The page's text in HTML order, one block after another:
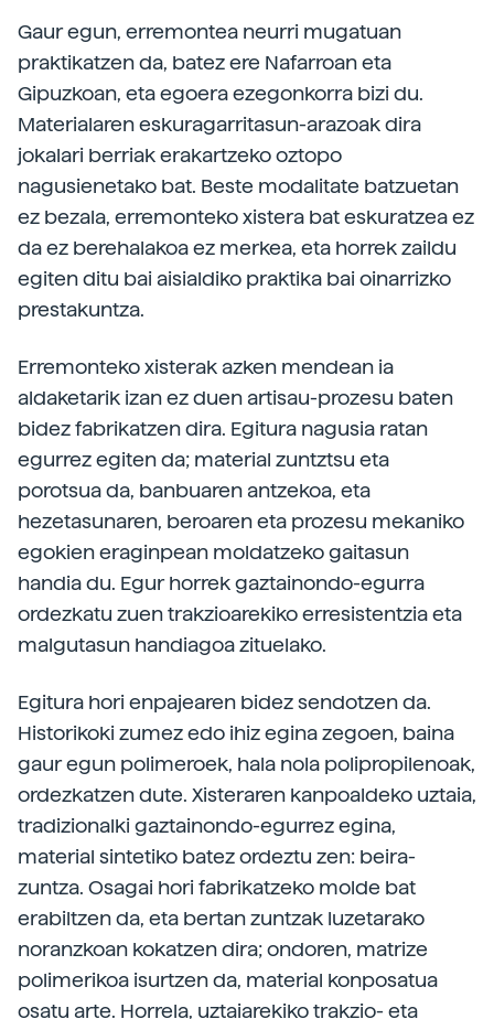
Gaur egun, erremontea neurri mugatuan
praktikatzen da, batez ere Nafarroan eta
Gipuzkoan, eta egoera ezegonkorra bizi du.
Materialaren eskuragarritasun-arazoak dira
jokalari berriak erakartzeko oztopo
nagusienetako bat. Beste modalitate batzuetan
ez bezala, erremonteko xistera bat eskuratzea ez
da ez berehalakoa ez merkea, eta horrek zaildu
egiten ditu bai aisialdiko praktika bai oinarrizko
prestakuntza.
Erremonteko xisterak azken mendean ia
aldaketarik izan ez duen artisau-prozesu baten
bidez fabrikatzen dira. Egitura nagusia ratan
egurrez egiten da; material zuntztsu eta
porotsua da, banbuaren antzekoa, eta
hezetasunaren, beroaren eta prozesu mekaniko
egokien eraginpean moldatzeko gaitasun
handia du. Egur horrek gaztainondo-egurra
ordezkatu zuen trakzioarekiko erresistentzia eta
malgutasun handiagoa zituelako.
Egitura hori enpajearen bidez sendotzen da.
Historikoki zumez edo ihiz egina zegoen, baina
gaur egun polimeroek, hala nola polipropilenoak,
ordezkatzen dute. Xisteraren kanpoaldeko uztaia,
tradizionalki gaztainondo-egurrez egina,
material sintetiko batez ordeztu zen: beira-
zuntza. Osagai hori fabrikatzeko molde bat
erabiltzen da, eta bertan zuntzak luzetarako
noranzkoan kokatzen dira; ondoren, matrize
polimerikoa isurtzen da, material konposatua
osatu arte. Horrela, uztaiarekiko trakzio- eta